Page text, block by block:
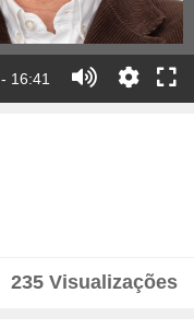
- 16:41
235 Visualizações